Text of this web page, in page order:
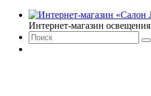
Интернет-магазин освещения